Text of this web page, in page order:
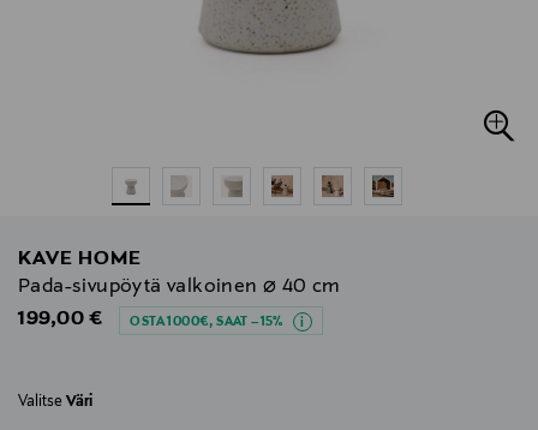
KAVE HOME
Pada-sivupöytä valkoinen ⌀ 40 cm
Original Price
199,00 € OSTA 1000€, SAAT –15%
Valitse Väri